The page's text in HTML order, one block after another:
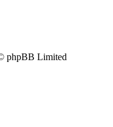
phpBB Limited